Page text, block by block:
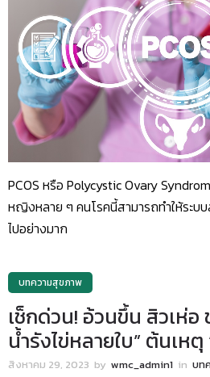
PCOS หรือ Polycystic Ovary
หญิงหลาย ๆ คนโรคนี้สามารถทำให้ระ
ไปอย่างมาก
บทความสุขภาพ
เช็กด่วน! อ้วนขึ้น สิวเห่อ
น้ำรังไข่หลายใบ” ต้นเห
สิงหาคม 29, 2023 by wmc_admin1 in บท